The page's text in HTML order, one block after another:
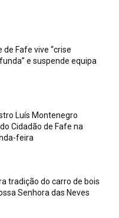
de Fafe vive “crise
e suspende equipa
Luís Montenegro
Cidadão de Fafe na
feira
tradição do carro de bois
Senhora das Neves